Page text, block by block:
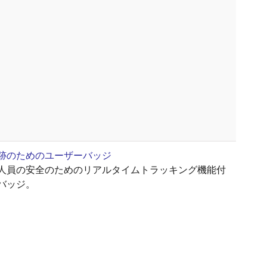
のためのユーザーバッジ
員の安全のためのリアルタイムトラッキング機能付
ジ。